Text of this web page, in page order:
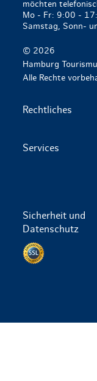
möchten
Mo - Fr: 9:00 -
Samstag, Sonn-
© 2026
Hamburg
Alle Rechte
Rechtliches
Services
Sicherheit und
Datenschutz